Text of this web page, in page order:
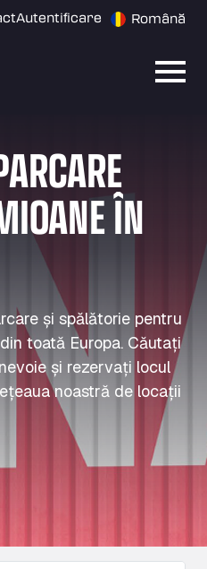
Autentificare Română
ÎN
și spălătorie pentru
toată Europa. Căutați
și rezervați locul
noastră de locații